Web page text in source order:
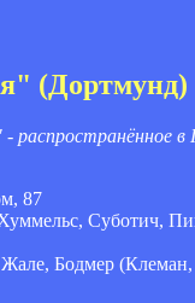
распространённое
87
Суботич,
Жале, Бодмер